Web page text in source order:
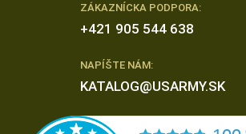
ZÁKAZNÍCKA PODPORA:
+421 905 544 638
NAPÍŠTE NÁM:
KATALOG@USARMY.SK